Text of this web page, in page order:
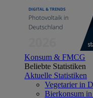
Konsum & FMCG
Beliebte Statistiken
Aktuelle Statistiken
Vegetarier in
Bierkonsum